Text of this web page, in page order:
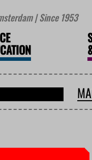
| Since 1953